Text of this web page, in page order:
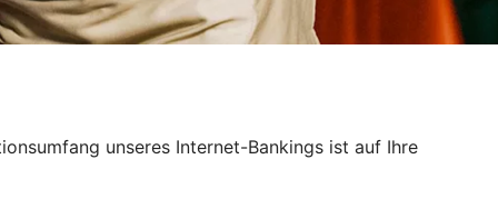
unseres Internet-Bankings ist auf Ihre